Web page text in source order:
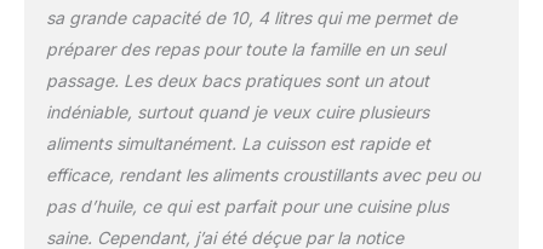
sa grande capacité de 10, 4 litres qui me permet de
préparer des repas pour toute la famille en un seul
passage. Les deux bacs pratiques sont un atout
indéniable, surtout quand je veux cuire plusieurs
aliments simultanément. La cuisson est rapide et
efficace, rendant les aliments croustillants avec peu ou
pas d’huile, ce qui est parfait pour une cuisine plus
saine. Cependant, j’ai été déçue par la notice